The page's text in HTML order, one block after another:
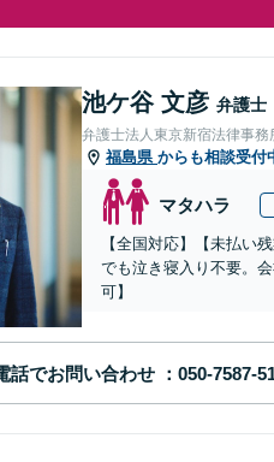
池ケ谷 文彦 弁護士
弁護士法人東京新宿法律事務
福島県 からも相談受付
マタハラ
【全国対応】【未払い
でも泣き寝入り不要。
可】
話でお問い合わせ